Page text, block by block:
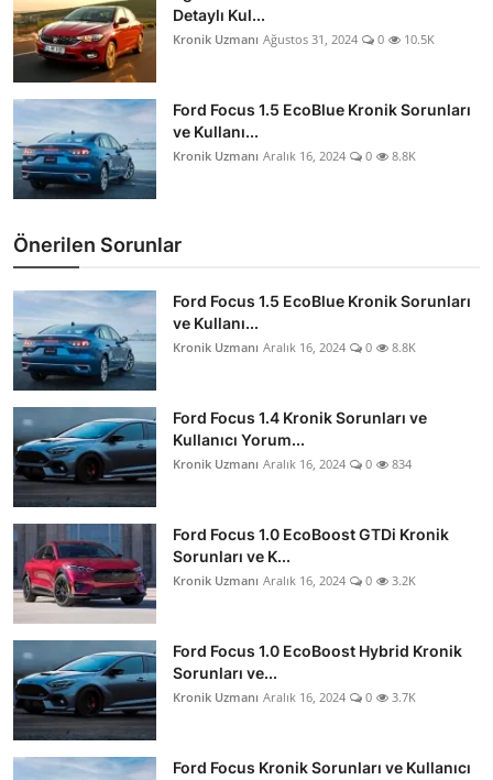
Detaylı Kul...
Kronik Uzmanı Ağustos 31, 2024 0 10.5K
Ford Focus 1.5 EcoBlue Kronik Sorunları
ve Kullanı...
Kronik Uzmanı Aralık 16, 2024 0 8.8K
Önerilen Sorunlar
Ford Focus 1.5 EcoBlue Kronik Sorunları
ve Kullanı...
Kronik Uzmanı Aralık 16, 2024 0 8.8K
Ford Focus 1.4 Kronik Sorunları ve
Kullanıcı Yorum...
Kronik Uzmanı Aralık 16, 2024 0 834
Ford Focus 1.0 EcoBoost GTDi Kronik
Sorunları ve K...
Kronik Uzmanı Aralık 16, 2024 0 3.2K
Ford Focus 1.0 EcoBoost Hybrid Kronik
Sorunları ve...
Kronik Uzmanı Aralık 16, 2024 0 3.7K
Ford Focus Kronik Sorunları ve Kullanıcı